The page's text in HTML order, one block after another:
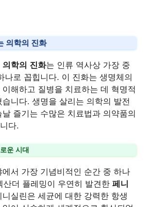
의학의 진화
학의 진화는 인류 역사상 가장 중
나로 꼽힙니다. 이 진화는 생명체의
해하고 질병을 치료하는 데 혁명적
니다. 생명을 살리는 의학의 발전
즐기는 수많은 치료법과 의약품의
다.
운 시대
에서 가장 기념비적인 순간 중 하나
산더 플레밍이 우연히 발견한 페니
니실린은 세균에 대한 강력한 항생